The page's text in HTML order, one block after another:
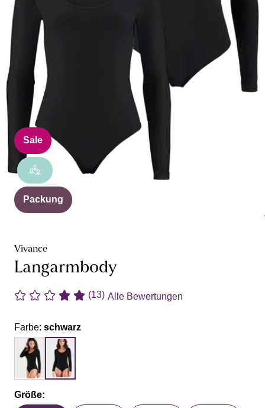
Sale
Packung
Vivance
Langarmbody
(13) Alle Bewertungen
Farbe: schwarz
Größe: